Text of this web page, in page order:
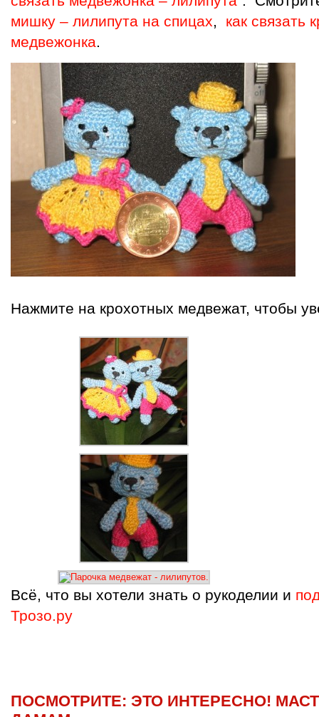
мишку – лилипута на спицах, как связать
медвежонка.
Нажмите на крохотных медвежат, чтобы
Всё, что вы хотели знать о рукоделии и
Трозо.ру
ПОСМОТРИТЕ: ЭТО ИНТЕРЕСНО!